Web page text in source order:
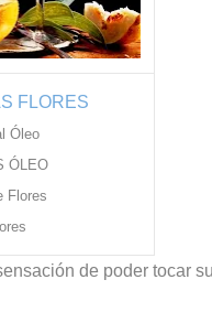
FLORES
Óleo
ÓLEO
Flores
de poder tocar